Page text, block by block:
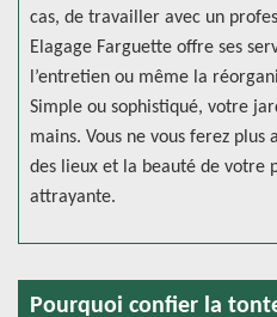
cas, de travailler avec un
Elagage Farguette offre ses
l’entretien ou même la
Simple ou sophistiqué, votre
mains. Vous ne vous ferez plus
des lieux et la beauté de votre
attrayante.
Pourquoi confier la